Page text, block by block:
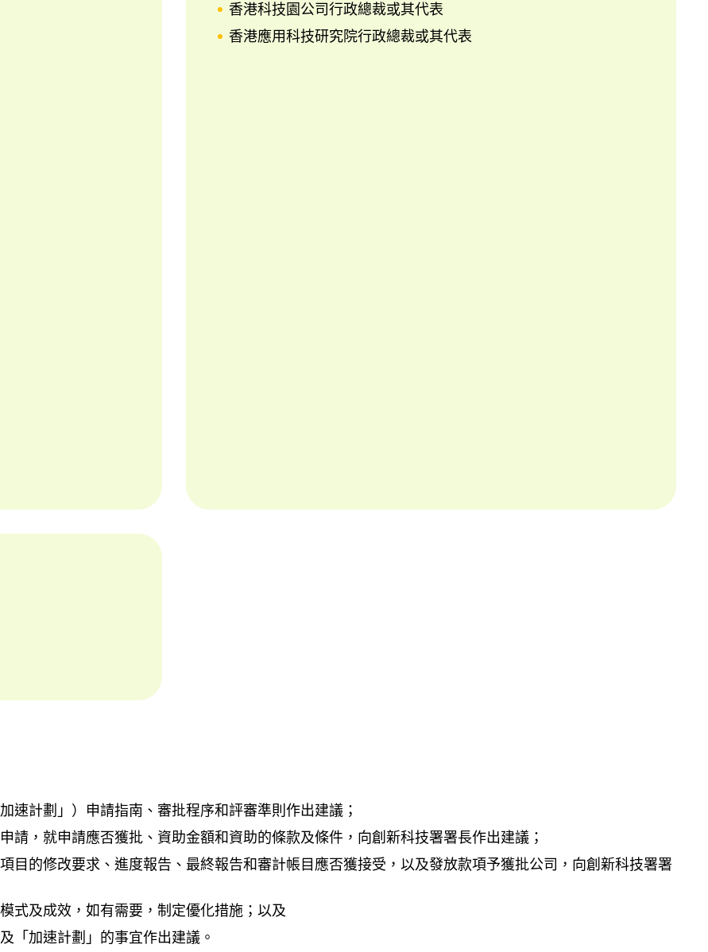
香港科技園公司行政總裁或其代表
香港應用科技研究院行政總裁或其代表
速計劃」）申請指南、審批程序和評審準則作出建議；
請，就申請應否獲批、資助金額和資助的條款及條件，向創新科技署署長作出建議；
目的修改要求、進度報告、最終報告和審計帳目應否獲接受，以及發放款項予獲批公司，向創新科技署署
式及成效，如有需要，制定優化措施；以及
「加速計劃」的事宜作出建議。